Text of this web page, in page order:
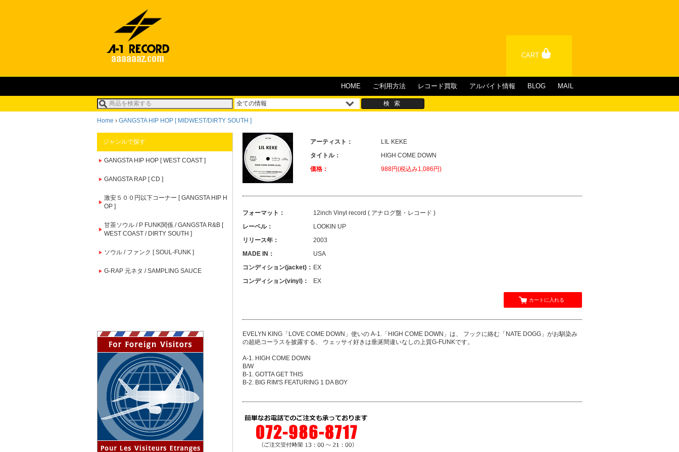
CART
HOME ご利用方法 レコード買取 アルバイト情報 BLOG MAIL
Home › GANGSTA HIP HOP [ MIDWEST/DIRTY SOUTH ]
ジャンルで探す
GANGSTA HIP HOP [ WEST COAST ]
GANGSTA RAP [ CD ]
激安５００円以下コーナー [ GANGSTA HIP H
OP ]
甘茶ソウル / P FUNK関係 / GANGSTA R&B [
WEST COAST / DIRTY SOUTH ]
ソウル / ファンク [ SOUL-FUNK ]
G-RAP 元ネタ / SAMPLING SAUCE
アーティスト：
LIL KEKE
タイトル：
HIGH COME DOWN
価格：
988円(税込み1,086円)
フォーマット：
12inch Vinyl record ( アナログ盤・レコード )
レーベル：
LOOKIN UP
リリース年：
2003
MADE IN：
USA
コンディション(jacket)： EX
コンディション(vinyl)：
EX
カートに入れる
EVELYN KING「LOVE COME DOWN」使いの A-1.「HIGH COME DOWN」は、 フックに絡む「NATE DOGG」がお馴染み
の超絶コーラスを披露する、 ウェッサイ好きは垂涎間違いなしの上質G-FUNKです。
A-1. HIGH COME DOWN
B/W
B-1. GOTTA GET THIS
B-2. BIG RIM'S FEATURING 1 DA BOY